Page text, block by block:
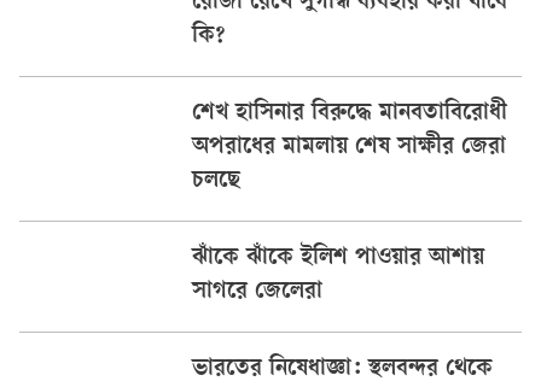
কি?
শেখ হাসিনার বিরুদ্ধে মানবতাবিরোধী
অপরাধের মামলায় শেষ সাক্ষীর জেরা
চলছে
ঝাঁকে ঝাঁকে ইলিশ পাওয়ার আশায়
সাগরে জেলেরা
ভারতের নিষেধাজ্ঞা: স্থলবন্দর থেকে